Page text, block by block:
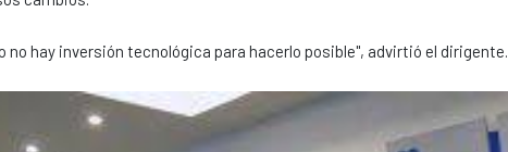
hay inversión tecnológica para hacerlo posible", advirtió el dirigente.